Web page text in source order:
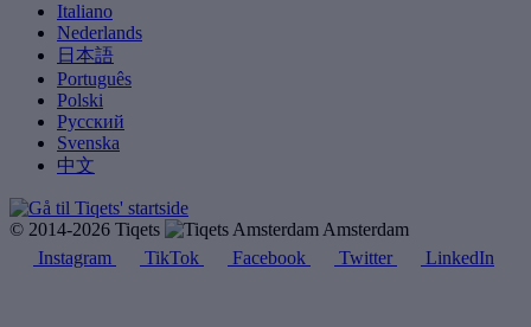
Italiano
Nederlands
日本語
Português
Polski
Русский
Svenska
中文
© 2014-2026 Tiqets
Amsterdam
Instagram
TikTok Facebook Twitter LinkedIn